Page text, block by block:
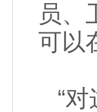
员、
可以
“